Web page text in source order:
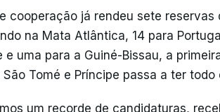
cooperação já rendeu sete reservas
na Mata Atlântica, 14 para
e uma para a Guiné-Bissau, a
São Tomé e Príncipe passa a ter
um recorde de candidaturas,